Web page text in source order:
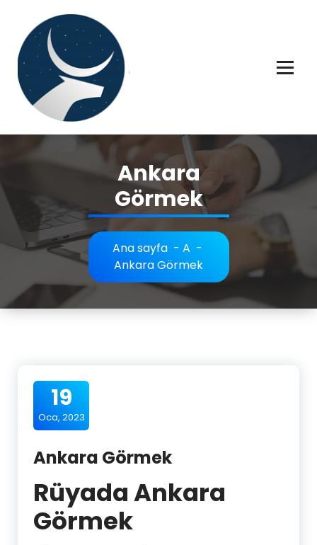
Ankara
Görmek
Ana sayfa- A -
Ankara Görmek
19
Oca, 2023
Ankara Görmek
Rüyada Ankara
Görmek